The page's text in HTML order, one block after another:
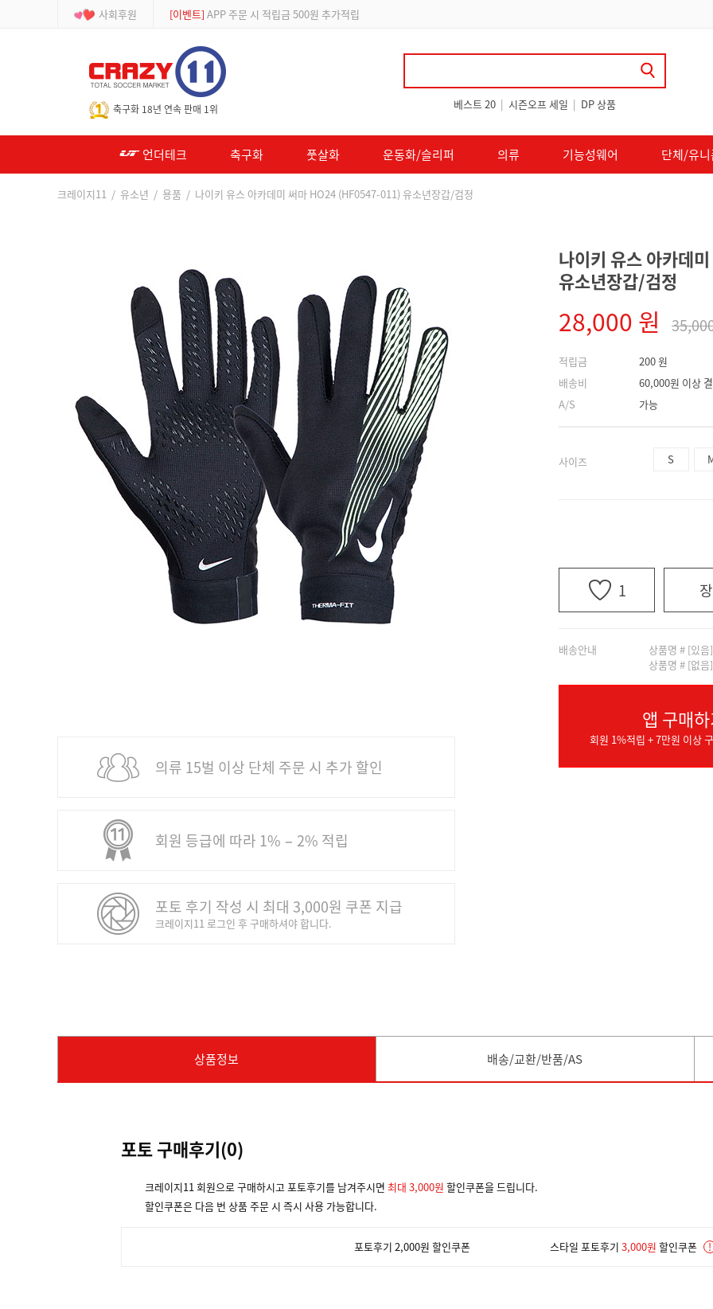
사회후원 [등급제] 회원가입 시 최대 2% 적립 및 할인 쿠폰 지급
축구화 18년 연속 판매 1위 베스트 20 | 시즌오프 세일 | DP 상품
언더테크 축구화 풋살화 운동화/슬리퍼 의류 기능성웨어 단체/유니
크레이지11 / 유소년 / 용품 / 나이키 유스 아카데미 써마 HO24 (HF0547-011) 유소년장갑/검정
의류 15벌 이상 단체 주문 시 추가 할인
회원 등급에 따라 1% − 2% 적립
포토 후기 작성 시 최대 3,000원 쿠폰 지급
크레이지11 로그인 후 구매하셔야 합니다.
나이키 유스 아카데
유소년장갑/검정
28,000 원
적립금
배송비
A/S
200 원
60,000원 이상
가능
사이즈 S
1
배송안내
상품명 # [있
상품명 # [없
앱 구매
회원 1%적립 + 7만원 이상
상품정보 배송/교환/반품/AS
포토 구매후기(0)
크레이지11 회원으로 구매하시고 포토후기를 남겨주시면 최대 3,000원 할인쿠폰을 드립니다.
할인쿠폰은 다음 번 상품 주문 시 즉시 사용 가능합니다.
포토후기 2,000원 할인쿠폰 스타일 포토후기 3,000원 할인쿠폰 !